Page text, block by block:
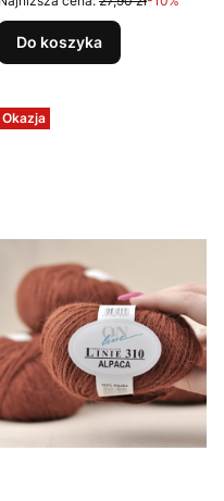
Do koszyka
Okazja